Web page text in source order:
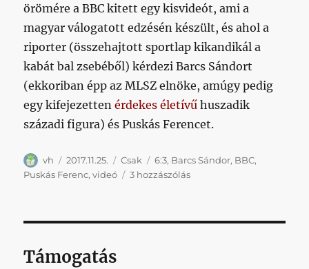
örömére a BBC kitett egy kisvideót, ami a
magyar válogatott edzésén készült, és ahol a
riporter (összehajtott sportlap kikandikál a
kabát bal zsebéből) kérdezi Barcs Sándort
(ekkoriban épp az MLSZ elnöke, amúgy pedig
egy kifejezettenérdekes életívű huszadik
századi figura) és Puskás Ferencet.
Szerző
vh Közzétéve
2017.11.25. Kategória
Csak Címke
6:3, Barcs Sándor, BBC,
Puskás Ferenc,videó 3 hozzászólásEgészen
Támogatás